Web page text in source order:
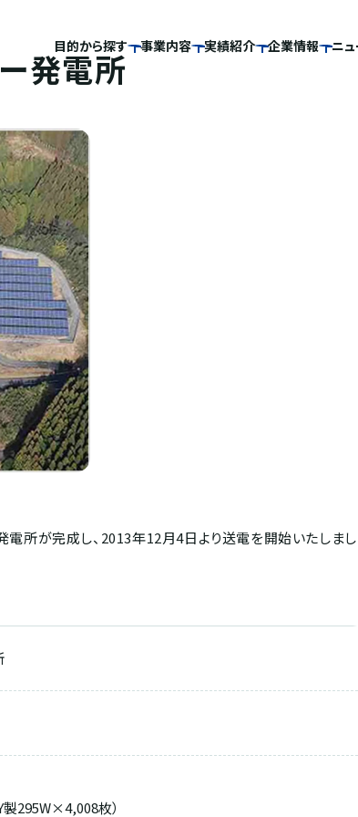
目的から探す 事業内容 実績紹介 企業情報 ニ
発電所
所が完成し、2013年12月4日より送電を開始いたしまし
製295W×4,008枚）